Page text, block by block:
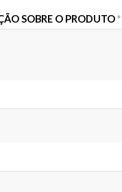
SOBRE O PRODUTO*